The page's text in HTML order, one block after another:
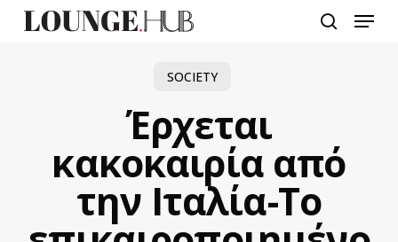
Menu
SOCIETY
Έρχεται
κακοκαιρία από
την Ιταλία-Το